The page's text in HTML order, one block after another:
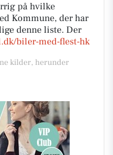
på hvilke
Kommune, der har
denne liste. Der
biler-med-flest-hk
kilder, herunder